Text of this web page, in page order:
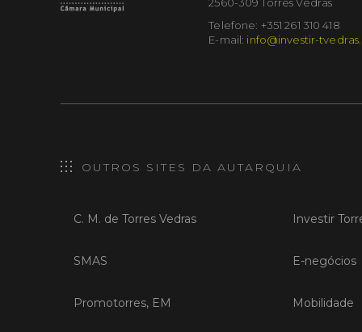
Telefone: +351 261 310 418
E-mail: info@investir-
OUTROS SITES DA AUTARQUIA
C. M. de Torres Vedras
SMAS
Promotorres, EM
Investir
E-negócios
Mobilidade